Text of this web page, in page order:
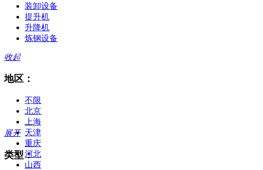
装卸设备
提升机
升降机
炼钢设备
收起
地区：
不限
北京
上海
天津
重庆
河北
山西
展开
类型：